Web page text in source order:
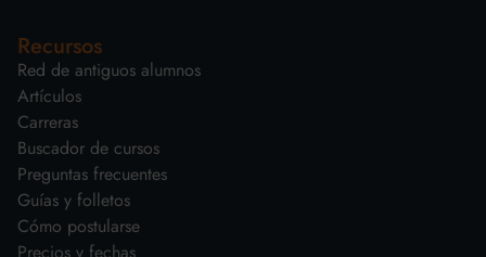
Recursos
Red de antiguos alumnos
Artículos
Carreras
Buscador de cursos
Preguntas frecuentes
Guías y folletos
Cómo postularse